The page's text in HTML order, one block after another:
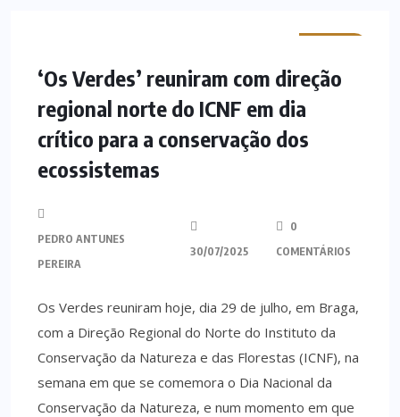
‘Os Verdes’ reuniram com direção
regional norte do ICNF em dia
crítico para a conservação dos
ecossistemas
PEDRO ANTUNES
PEREIRA
30/07/2025
0
COMENTÁRIOS
Os Verdes reuniram hoje, dia 29 de julho, em Braga,
com a Direção Regional do Norte do Instituto da
Conservação da Natureza e das Florestas (ICNF), na
semana em que se comemora o Dia Nacional da
Conservação da Natureza, e num momento em que